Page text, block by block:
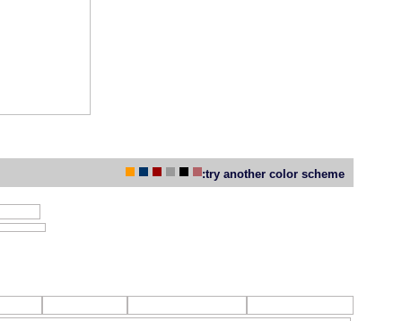
try another color scheme: